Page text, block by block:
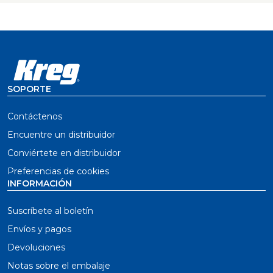
SOPORTE
Contáctenos
Encuentre un distribuidor
Conviértete en distribuidor
Preferencias de cookies
INFORMACIÓN
Suscríbete al boletín
Envíos y pagos
Devoluciones
Notas sobre el embalaje